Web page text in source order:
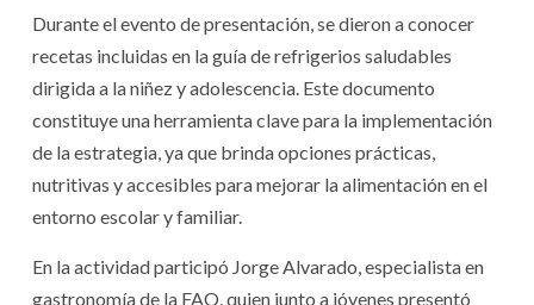
Durante el evento de presentación, se dieron a conocer
recetas incluidas en la guía de refrigerios saludables
dirigida a la niñez y adolescencia. Este documento
constituye una herramienta clave para la implementación
de la estrategia, ya que brinda opciones prácticas,
nutritivas y accesibles para mejorar la alimentación en el
entorno escolar y familiar.
En la actividad participó Jorge Alvarado, especialista en
gastronomía de la FAO, quien junto a jóvenes presentó